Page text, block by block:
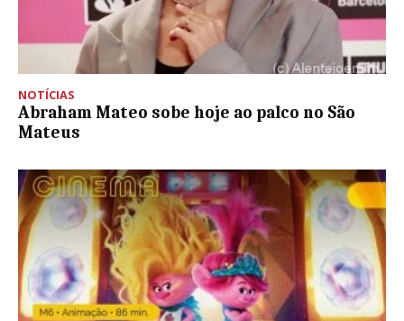
NOTÍCIAS
Abraham Mateo sobe hoje ao palco no São
Mateus